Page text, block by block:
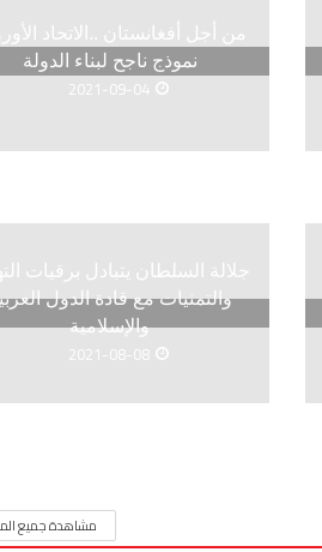
من أجل أفغانستان ..الاتحاد
نموذج ناجح لبناء الدولة
2021-09-04
جلالة السلطان يتبادل برقيات
والتمنيات مع قادة الدول
والإسلامية
2021-08-08
مشاهدة جميع